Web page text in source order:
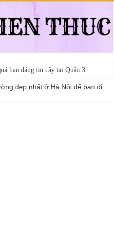
hạn đáng tin cậy tại Quận 3
đẹp nhất ở Hà Nội để bạn đi